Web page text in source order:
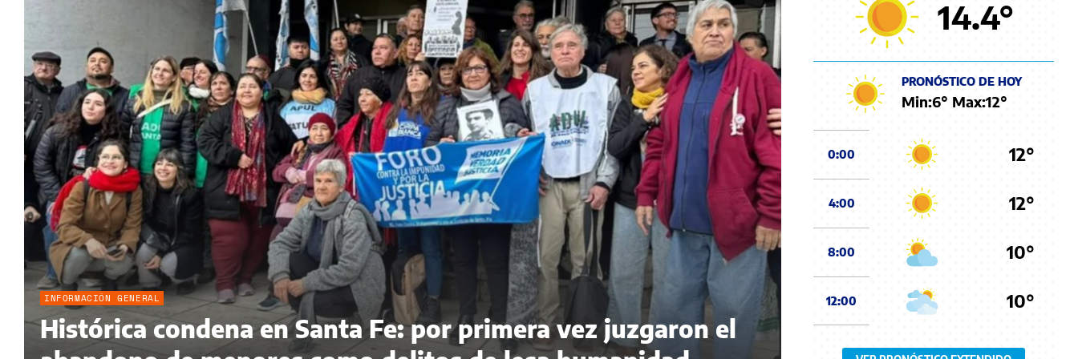
INFORMACIÓN GENERAL
Histórica condena en Santa Fe: por primera vez juzgaron el
14.4°
PRONÓSTICO DE HOY
Min:6° Max:12°
0:00 12°
4:00 12°
8:00 10°
12:00 10°